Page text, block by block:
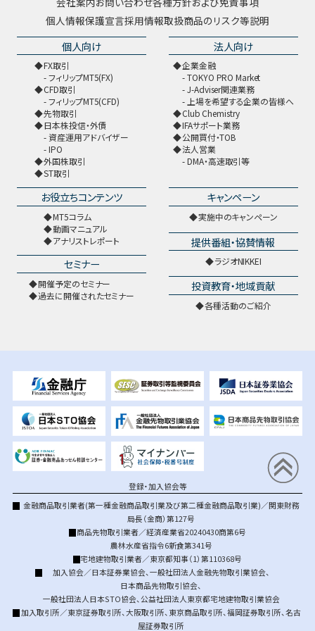
個人情報保護宣言採用情報取扱商品のリスク等説明
個人向け
FX取引
フィリップMT5(FX)
CFD取引
フィリップMT5(CFD)
先物取引
日本株投信・外債
資産運用アドバイザー
IPO
外国株取引
ST取引
法人向け
企業金融
TOKYO PRO Market
J-Adviser関連業務
上場を希望する企業の皆様へ
Club Chemistry
IFAサポート業務
公開買付・TOB
法人営業
DMA・高速取引等
お役立ちコンテンツ
MT5コラム
動画マニュアル
アナリストレポート
セミナー
開催予定のセミナー
過去に開催されたセミナー
キャンペーン
実施中のキャンペーン
提供番組・協賛情報
ラジオNIKKEI
投資教育・地域貢献
各種活動のご紹介
登録・加入協会等
金融商品取引業者(第一種金融商品取引業及び第二種金融商品取引業)／関東財務
局長（金商）第127号
商品先物取引業者／経済産業省20240430商第6号
農林水産省指令6新食第341号
宅地建物取引業者／東京都知事（1）第110368号
加入協会／日本証券業協会、一般社団法人金融先物取引業協会、
日本商品先物取引協会、
一般社団法人日本STO協会、公益社団法人東京都宅地建物取引業協会
加入取引所／東京証券取引所、大阪取引所、 東京商品取引所、福岡証券取引所、名古
屋証券取引所